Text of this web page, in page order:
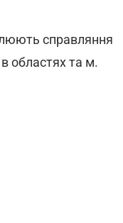
справляння
областях та м.